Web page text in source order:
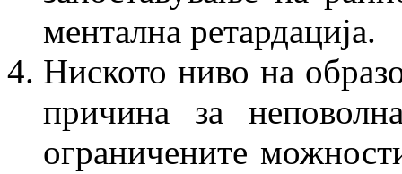
ментална ретардација.
Ниското ниво на
причина за
ограничените